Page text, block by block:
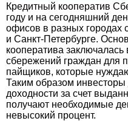
Кредитный кооператив
году и на сегодняшний
офисов в разных городах
и Санкт-Петербурге.
кооператива
сбережений граждан для
пайщиков, которые
Таким образом
доходности за счет
получают необходимые
невысокий процент.